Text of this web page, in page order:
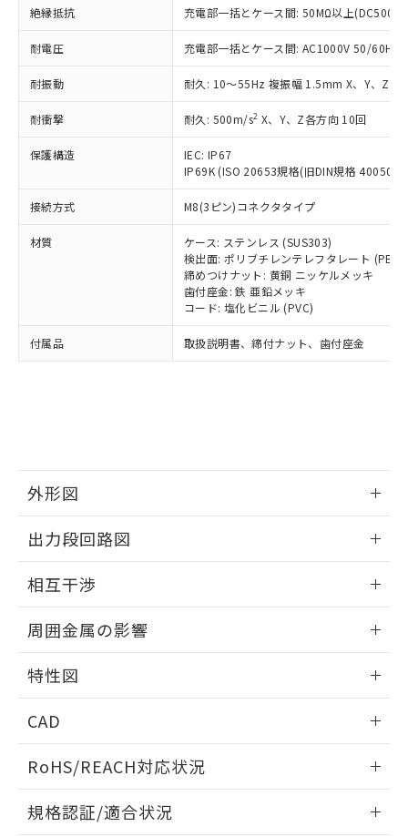
絶縁抵抗 充電部一括とケース間: 50MΩ以上(DC500V
耐電圧 充電部一括とケース間: AC1000V 50/60Hz
耐振動 耐久: 10～55Hz 複振幅 1.5mm X、Y、Z各
耐衝撃 耐久: 500m/s2 X、Y、Z各方向 10回
保護構造
IEC: IP67
IP69K (ISO 20653規格(旧DIN規格 40050
接続方式 M8(3ピン)コネクタタイプ
材質
ケース: ステンレス (SUS303)
検出面: ポリブチレンテレフタレート (PBT)
締めつけナット: 黄銅 ニッケルメッキ
歯付座金: 鉄 亜鉛メッキ
コード: 塩化ビニル (PVC)
付属品 取扱説明書、締付ナット、歯付座金
外形図
外形図
出力段回路図
出力段回路図
相互干渉
相互干渉
A: 80mm以上、B: 60mm以上
周囲金属の影響
周囲金属の影響
特性図
検出物体の大きさと材質による影響
CAD
ドすることができます。
RoHS/REACH対応状況
規格認証/適合状況
記載している更新日時点での社内デー
タに基づき作成されるものであり、閲
覧された時点での実際の在庫および標
了承ください。
正式な納期状況および標準価格はお客
様のお取引先、またはお客様担当のオ
ムロン制御機器販売店・当社販売員に
ご相談ください。
オムロン制御機器販売店や当社販売拠
販売ネットワーク
」をご確認
在庫状況および標準価格結果を当社の
事前の承諾なく第三者に漏洩または開
示しないようお願いします。
マイパーツ機能（部品リスト作成サー
ビス）をご利用いただくには、I-Web
メンバーズにご登録されている必要が
あります。
をご了承ください。
の共同利用に関して"
の「1.共同利
用者の範囲」に記載されている法人を
指します。
鉛(Pb) 1000ppm以下、 水銀(Hg) 1000ppm以下、 カド
ミウム(Cd) 100ppm以下、
六価クロム(Cr(Ⅵ)) 1000ppm以下、ポリ臭化ビフェニル
類(PBB) 1000ppm以下、ポリ臭化ジフェニルエーテル類
ルベンジル（BBP） 1000ppm以下、フタル酸ジブチル
（DBP） 1000ppm以下、フタル酸ジイソブチル
(DIBP) 1000ppm以下
但し、RoHS指令で産業用監視および制御機器に対する
フタル酸エステル類の４物質については閾値を超える意
図的な使用がないことを確認しています。
部品在庫の切り替え状況などにより、予定
月が前後することがあります。
EU RoHS指令（10物質）の非含有証明書
51物質の非含有証明書（当社基準）
るもので、過去に遡って非含有を証明する
ものではありません。
また、RoHS指令のフタル酸エステル類４
物質の対応では、対応完了までの期間は出
荷製品に未対応品が混在することから備考
欄に対応日を記載しておりました。
していることから、特段のことがない限
り、2022年1月12日より割愛しておりま
い合わせください。
*中国RoHS10物質の基準値 (GB/T26572)：
Pb(鉛) :1000ppm、 Hg(水銀) : 1000ppm、 Cd(カドミウ
Cr(Ⅵ)(六価クロム) : 1000ppm、 PBBs(ポリ臭化ビフェ
DBP(フタル酸ジブチル) : 1000ppm、 DIBP(フタル酸ジ
イソブチル) : 1000ppm、 BBP(フタル酸ブチルベンジ
ル) : 1000ppm、
DEHP(フタル酸ビス(2-エチルヘキシル)) : 1000ppm
※2 環境保護使用期限
「ｅ」：有害物質（10物質）のすべてが基
準値以下であることを示します。
「10」：通常の使用状況下において有害物
質が外部に漏えいし、環境に深刻な影響を
及ぼさない年数を意味します。
「－」：未確認です。当社販売部門へお問
（以下｢規制貨物等」という）を輸出
または国外への提供する場合は、日本
国政府の輸出許可(または役務取引許
可)を取得するなどの必要な手続きを
当社は規制貨物を破棄する場合は、完
全に破砕するなど、違法に輸出されな
当社は貴社製品を、核兵器、ミサイ
ル、化学兵器、生物兵器またはその他
武器並びにこれらの製造装置等に一切
使用いたしません。
当社は、貴社製品を第三者に販売する
場合は、上記1、2および3の内容を当
該第三者に通知します。また当社は、
販売先および販売に係わる関係者が違
法に輸出するおそれがある場合は、取
り引きをいたしません。
一定数以上の在庫あり
一定数には満たないが在庫あり
在庫なし(最新の在庫状況につ
いては、お客様のお取引先、ま
たはお客様担当のオムロン制御
機器販売店・当社販売員にご確
認ください)
受注生産機種、また在庫状況の
情報を公開していない機種